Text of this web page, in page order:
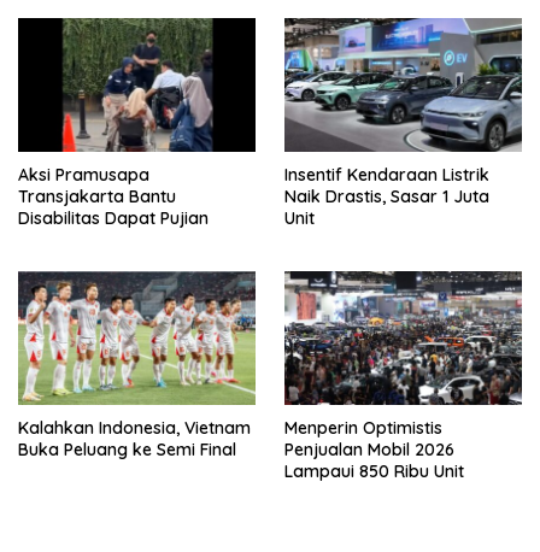
Aksi Pramusapa
Transjakarta Bantu
Disabilitas Dapat Pujian
Insentif Kendaraan Listrik
Naik Drastis, Sasar 1 Juta
Unit
Kalahkan Indonesia, Vietnam
Buka Peluang ke Semi Final
Menperin Optimistis
Penjualan Mobil 2026
Lampaui 850 Ribu Unit